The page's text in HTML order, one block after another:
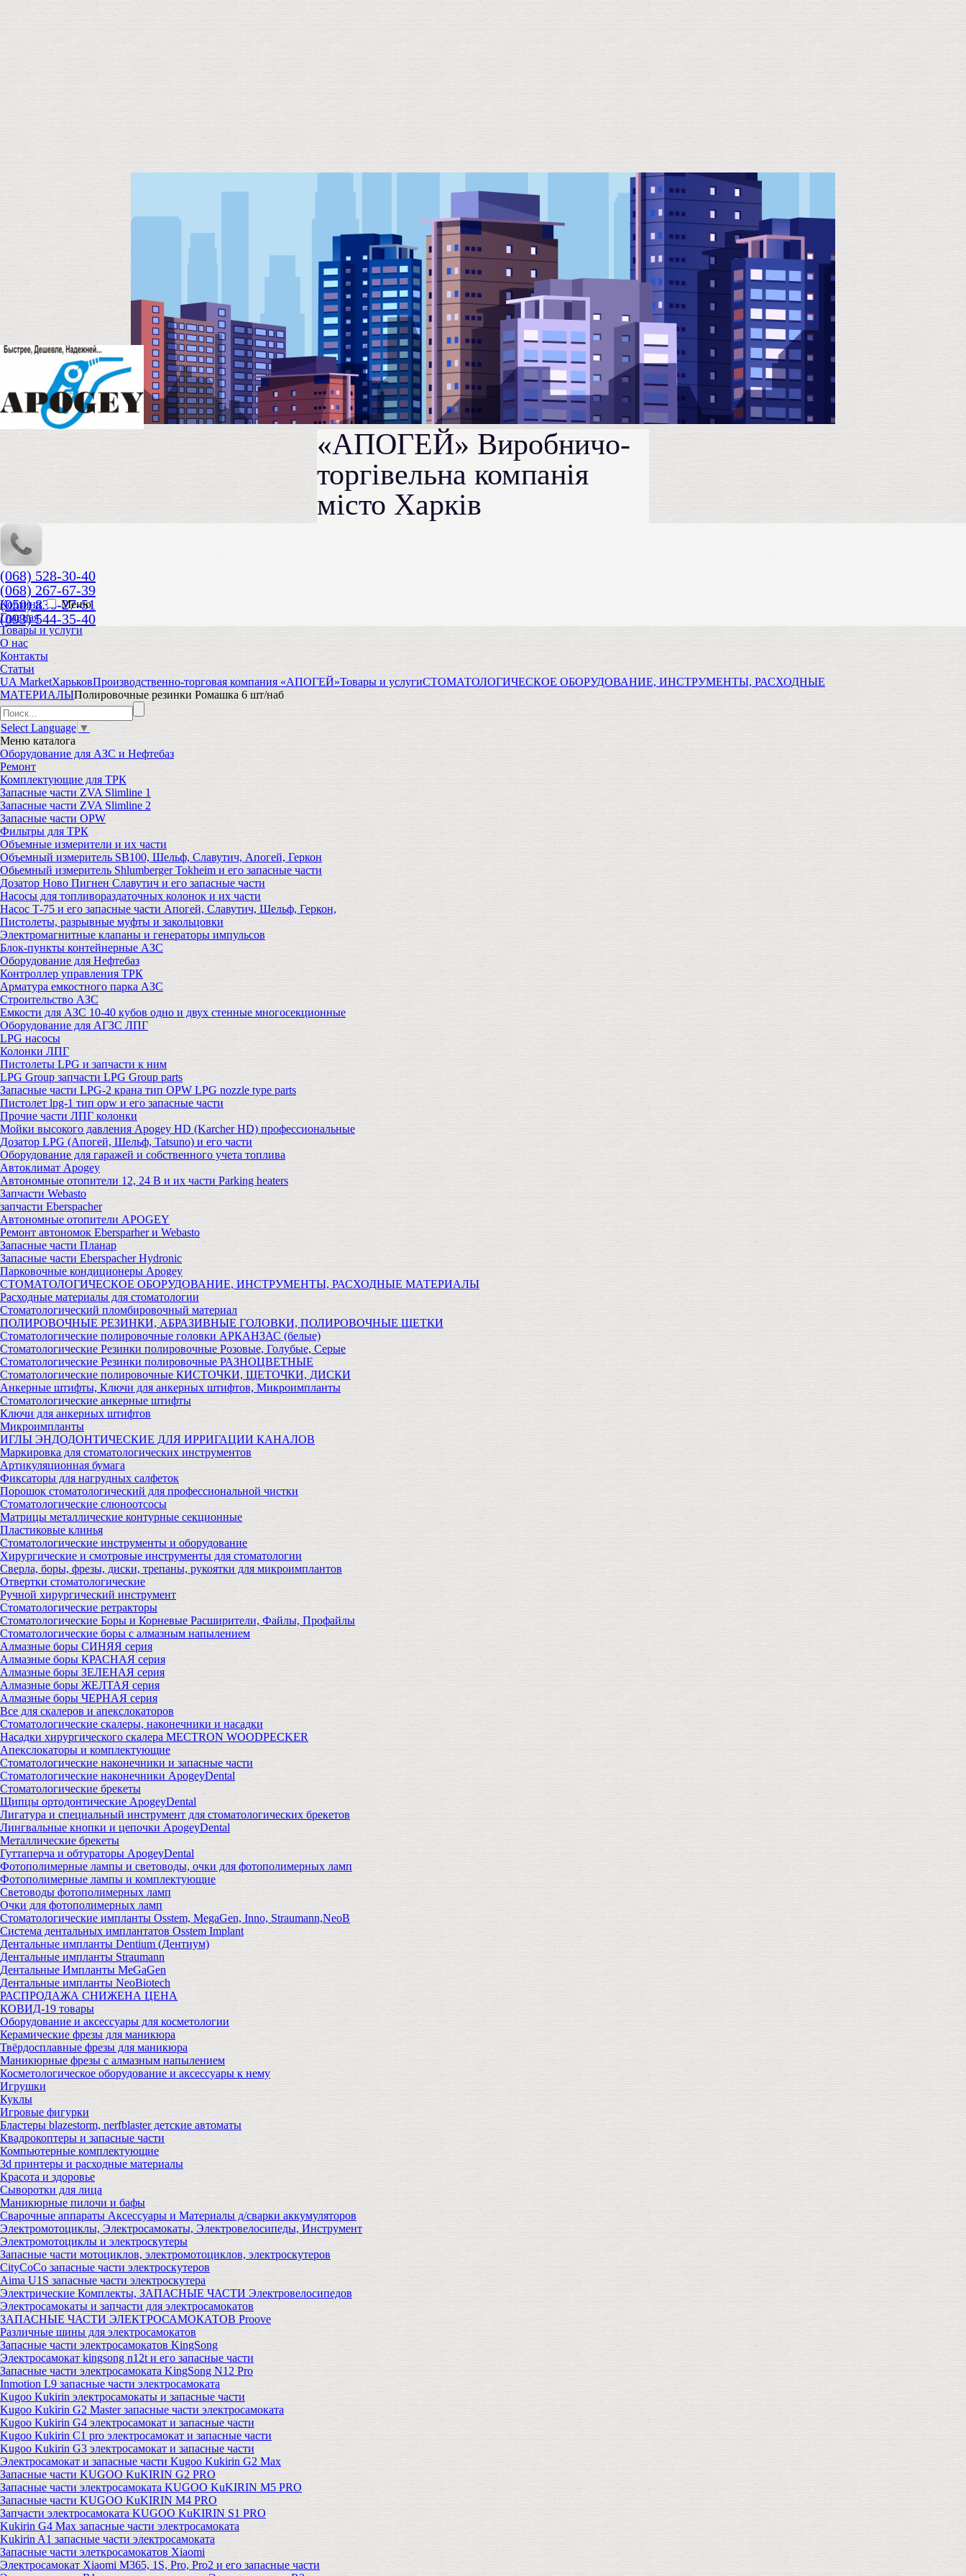
«АПОГЕЙ» Виробничо-
торгівельна компанія
місто Харків
(068) 528-30-40
(068) 267-67-39
(050) 836-27-51
(093) 544-35-40
Корзина
Меню
Главная
Товары и услуги
О нас
Контакты
Статьи
UA MarketХарьковПроизводственно-торговая компания «АПОГЕЙ»Товары и услугиСТОМАТОЛОГИЧЕСКОЕ ОБОРУДОВАНИЕ, ИНСТРУМЕНТЫ, РАСХОДНЫЕ
МАТЕРИАЛЫПолировочные резинки Ромашка 6 шт/наб
Select Language ▼
Меню каталога
Оборудование для АЗС и Нефтебаз
Ремонт
Комплектующие для ТРК
Запасные части ZVA Slimline 1
Запасные части ZVA Slimline 2
Запасные части OPW
Фильтры для ТРК
Объемные измерители и их части
Объемный измеритель SB100, Шельф, Славутич, Апогей, Геркон
Обьемный измеритель Shlumberger Tokheim и его запасные части
Дозатор Ново Пигнен Славутич и его запасные части
Насосы для топливораздаточных колонок и их части
Насос Т-75 и его запасные части Апогей, Славутич, Шельф, Геркон,
Пистолеты, разрывные муфты и закольцовки
Электромагнитные клапаны и генераторы импульсов
Блок-пункты контейнерные АЗС
Оборудование для Нефтебаз
Контроллер управления ТРК
Арматура емкостного парка АЗС
Строительство АЗС
Емкости для АЗС 10-40 кубов одно и двух стенные многосекционные
Оборудование для АГЗС ЛПГ
LPG насосы
Колонки ЛПГ
Пистолеты LPG и запчасти к ним
LPG Group запчасти LPG Group parts
Запасные части LPG-2 крана тип OPW LPG nozzle type parts
Пистолет lpg-1 тип opw и его запасные части
Прочие части ЛПГ колонки
Мойки высокого давления Apogey HD (Karcher HD) профессиональные
Дозатор LPG (Апогей, Шельф, Tatsuno) и его части
Оборудование для гаражей и собственного учета топлива
Автоклимат Apogey
Автономные отопители 12, 24 В и их части Parking heaters
Запчасти Webasto
запчасти Eberspacher
Автономные отопители APOGEY
Ремонт автономок Ebersparher и Webasto
Запасные части Планар
Запасные части Eberspacher Hydronic
Парковочные кондиционеры Apogey
СТОМАТОЛОГИЧЕСКОЕ ОБОРУДОВАНИЕ, ИНСТРУМЕНТЫ, РАСХОДНЫЕ МАТЕРИАЛЫ
Расходные материалы для стоматологии
Стоматологический пломбировочный материал
ПОЛИРОВОЧНЫЕ РЕЗИНКИ, АБРАЗИВНЫЕ ГОЛОВКИ, ПОЛИРОВОЧНЫЕ ЩЕТКИ
Стоматологические полировочные головки АРКАНЗАС (белые)
Стоматологические Резинки полировочные Розовые, Голубые, Серые
Стоматологические Резинки полировочные РАЗНОЦВЕТНЫЕ
Стоматологические полировочные КИСТОЧКИ, ЩЕТОЧКИ, ДИСКИ
Анкерные штифты, Ключи для анкерных штифтов, Микроимпланты
Стоматологические анкерные штифты
Ключи для анкерных штифтов
Микроимпланты
ИГЛЫ ЭНДОДОНТИЧЕСКИЕ ДЛЯ ИРРИГАЦИИ КАНАЛОВ
Маркировка для стоматологических инструментов
Артикуляционная бумага
Фиксаторы для нагрудных салфеток
Порошок стоматологический для профессиональной чистки
Стоматологические слюноотсосы
Матрицы металлические контурные секционные
Пластиковые клинья
Стоматологические инструменты и оборудование
Хирургические и смотровые инструменты для стоматологии
Сверла, боры, фрезы, диски, трепаны, рукоятки для микроимплантов
Отвертки стоматологические
Ручной хирургический инструмент
Стоматологические ретракторы
Стоматологические Боры и Корневые Расширители, Файлы, Профайлы
Стоматологические боры с алмазным напылением
Алмазные боры СИНЯЯ серия
Алмазные боры КРАСНАЯ серия
Алмазные боры ЗЕЛЕНАЯ серия
Алмазные боры ЖЕЛТАЯ серия
Алмазные боры ЧЕРНАЯ серия
Все для скалеров и апекслокаторов
Стоматологические скалеры, наконечники и насадки
Насадки хирургического скалера MECTRON WOODPECKER
Апекслокаторы и комплектующие
Стоматологические наконечники и запасные части
Стоматологические наконечники ApogeyDental
Стоматологические брекеты
Щипцы ортодонтические ApogeyDental
Лигатура и специальный инструмент для стоматологических брекетов
Лингвальные кнопки и цепочки ApogeyDental
Металлические брекеты
Гуттаперча и обтураторы ApogeyDental
Фотополимерные лампы и световоды, очки для фотополимерных ламп
Фотополимерные лампы и комплектующие
Световоды фотополимерных ламп
Очки для фотополимерных ламп
Стоматологические импланты Osstem, MegaGen, Inno, Straumann,NeoB
Система дентальных имплантатов Osstem Implant
Дентальные импланты Dentium (Дентиум)
Дентальные импланты Straumann
Дентальные Импланты MeGaGen
Дентальные импланты NeoBiotech
РАСПРОДАЖА СНИЖЕНА ЦЕНА
КОВИД-19 товары
Оборудование и аксессуары для косметологии
Керамические фрезы для маникюра
Твёрдосплавные фрезы для маникюра
Маникюрные фрезы с алмазным напылением
Косметологическое оборудование и аксессуары к нему
Игрушки
Куклы
Игровые фигурки
Бластеры blazestorm, nerfblaster детские автоматы
Квадрокоптеры и запасные части
Компьютерные комплектующие
3d принтеры и расходные материалы
Красота и здоровье
Сыворотки для лица
Маникюрные пилочи и бафы
Сварочные аппараты Аксессуары и Материалы д/сварки аккумуляторов
Электромотоциклы, Электросамокаты, Электровелосипеды, Инструмент
Электромотоциклы и электроскутеры
Запасные части мотоциклов, электромотоциклов, электроскутеров
CityCoCo запасные части электроскутеров
Aima U1S запасные части электроскутера
Электрические Комплекты, ЗАПАСНЫЕ ЧАСТИ Электровелосипедов
Электросамокаты и запчасти для электросамокатов
ЗАПАСНЫЕ ЧАСТИ ЭЛЕКТРОСАМОКАТОВ Proove
Различные шины для электросамокатов
Запасные части электросамокатов KingSong
Электросамокат kingsong n12t и его запасные части
Запасные части электросамоката KingSong N12 Pro
Inmotion L9 запасные части электросамоката
Kugoo Kukirin электросамокаты и запасные части
Kugoo Kukirin G2 Master запасные части электросамоката
Kugoo Kukirin G4 электросамокат и запасные части
Kugoo Kukirin C1 pro электросамокат и запасные части
Kugoo Kukirin G3 электросамокат и запасные части
Электросамокат и запасные части Kugoo Kukirin G2 Max
Запасные части KUGOO KuKIRIN G2 PRO
Запасные части электросамоката KUGOO KuKIRIN M5 PRO
Запасные части KUGOO KuKIRIN M4 PRO
Запчасти электросамоката KUGOO KuKIRIN S1 PRO
Kukirin G4 Max запасные части электросамоката
Kukirin A1 запасные части электросамоката
Запасные части элеткросамокатов Xiaomi
Электросамокат Xiaomi M365, 1S, Pro, Pro2 и его запасные части